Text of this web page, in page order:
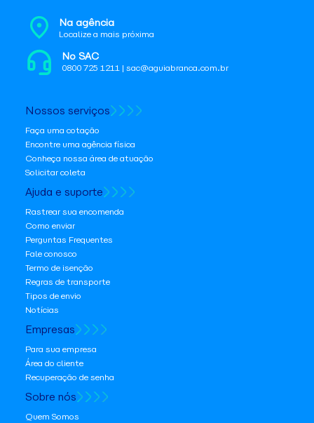
Na agência
Localize a mais próxima
No SAC
0800 725 1211 | sac@aguiabranca.com.br
Nossos serviços
Faça uma cotação
Encontre uma agência física
Conheça nossa área de atuação
Solicitar coleta
Ajuda e suporte
Rastrear sua encomenda
Como enviar
Perguntas Frequentes
Fale conosco
Termo de isenção
Regras de transporte
Tipos de envio
Notícias
Empresas
Para sua empresa
Área do cliente
Recuperação de senha
Sobre nós
Quem Somos